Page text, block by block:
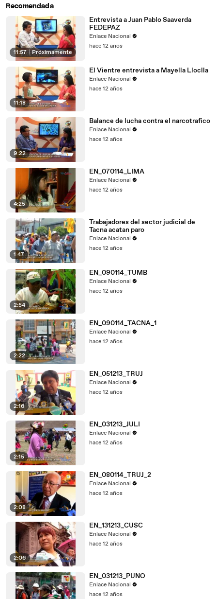
Recomendada
11:57 | Próximamente
Entrevista a Juan Pablo Saaverda
FEDEPAZ
Enlace Nacional
hace 12 años
11:18
El Vientre entrevista a Mayella Lloclla
Enlace Nacional
hace 12 años
9:22
Balance de lucha contra el narcotrafico
Enlace Nacional
hace 12 años
4:25
EN_070114_LIMA
Enlace Nacional
hace 12 años
1:47
Trabajadores del sector judicial de
Tacna acatan paro
Enlace Nacional
hace 12 años
2:54
EN_090114_TUMB
Enlace Nacional
hace 12 años
2:22
EN_090114_TACNA_1
Enlace Nacional
hace 12 años
2:16
EN_051213_TRUJ
Enlace Nacional
hace 12 años
2:15
EN_031213_JULI
Enlace Nacional
hace 12 años
2:08
EN_080114_TRUJ_2
Enlace Nacional
hace 12 años
2:06
EN_131213_CUSC
Enlace Nacional
hace 12 años
EN_031213_PUNO
Enlace Nacional
hace 12 años